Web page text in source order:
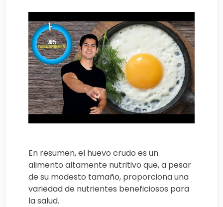
En resumen, el huevo crudo es un
alimento altamente nutritivo que, a pesar
de su modesto tamaño, proporciona una
variedad de nutrientes beneficiosos para
la salud.